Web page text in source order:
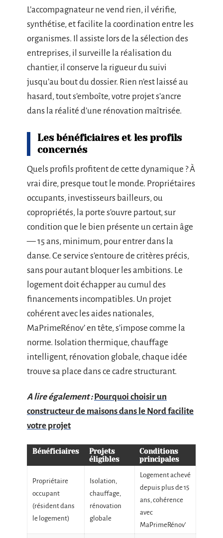
L’accompagnateur ne vend rien, il vérifie,
synthétise, et facilite la coordination entre les
organismes. Il assiste lors de la sélection des
entreprises, il surveille la réalisation du
chantier, il conserve la rigueur du suivi
jusqu’au bout du dossier. Rien n’est laissé au
hasard, tout s’emboîte, votre projet s’ancre
dans la réalité d’une rénovation maîtrisée.
Les bénéficiaires et les profils
concernés
Quels profils profitent de cette dynamique ? À
vrai dire, presque tout le monde. Propriétaires
occupants, investisseurs bailleurs, ou
copropriétés, la porte s’ouvre partout, sur
condition que le bien présente un certain âge
— 15 ans, minimum, pour entrer dans la
danse. Ce service s’entoure de critères précis,
sans pour autant bloquer les ambitions. Le
logement doit échapper au cumul des
financements incompatibles. Un projet
cohérent avec les aides nationales,
MaPrimeRénov’ en tête, s’impose comme la
norme. Isolation thermique, chauffage
intelligent, rénovation globale, chaque idée
trouve sa place dans ce cadre structurant.
A lire également : Pourquoi choisir un
constructeur de maisons dans le Nord facilite
votre projet
Bénéficiaires
Projets
éligibles
Conditions
principales
Propriétaire
occupant
(résident dans
le logement)
Isolation,
chauffage,
rénovation
globale
Logement achevé
depuis plus de 15
ans, cohérence
avec
MaPrimeRénov’